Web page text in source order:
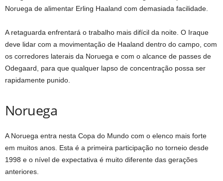
Noruega de alimentar Erling Haaland com demasiada facilidade.
A retaguarda enfrentará o trabalho mais difícil da noite. O Iraque
deve lidar com a movimentação de Haaland dentro do campo, com
os corredores laterais da Noruega e com o alcance de passes de
Odegaard, para que qualquer lapso de concentração possa ser
rapidamente punido.
Noruega
A Noruega entra nesta Copa do Mundo com o elenco mais forte
em muitos anos. Esta é a primeira participação no torneio desde
1998 e o nível de expectativa é muito diferente das gerações
anteriores.